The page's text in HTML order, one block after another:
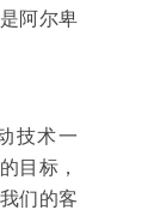
阿尔卑
技术一
目标，
们的客